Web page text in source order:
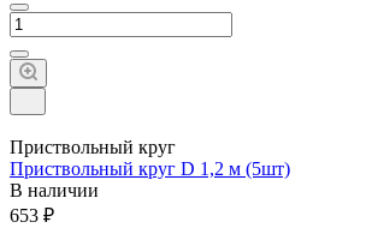
Приствольный круг
Приствольный круг D 1,2 м (5шт)
В наличии
653 ₽